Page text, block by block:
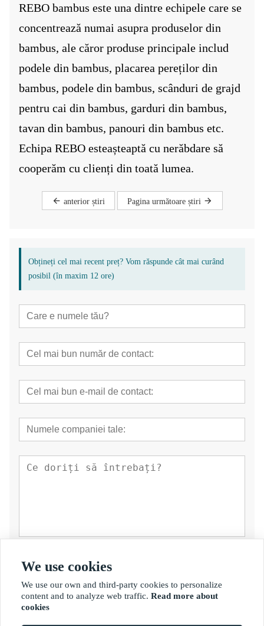
REBO bambus este una dintre echipele care se
concentrează numai asupra produselor din
bambus, ale căror produse principale includ
podele din bambus, placarea pereților din
bambus, podele din bambus, scânduri de grajd
pentru cai din bambus, garduri din bambus,
tavan din bambus, panouri din bambus etc.
Echipa REBO esteașteaptă cu nerăbdare să
cooperăm cu clienți din toată lumea.
anterior știri Pagina următoare știri
Obțineți cel mai recent preț? Vom răspunde cât mai curând
posibil (în maxim 12 ore)
prezenta
We use cookies
We use our own and third-party cookies to personalize
content and to analyze web traffic. Read more about
cookies